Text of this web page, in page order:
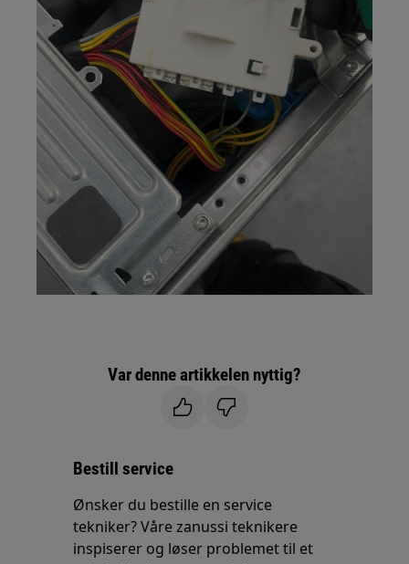
Var denne artikkelen nyttig?
Bestill service
Ønsker du bestille en service
tekniker? Våre zanussi teknikere
inspiserer og løser problemet til et